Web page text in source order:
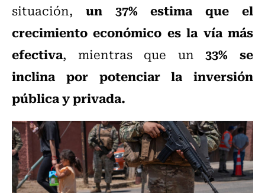
situación, un 37% estima que el
crecimiento económico es la vía más
efectiva, mientras que un33% se
inclina por potenciar la inversión
pública y privada.